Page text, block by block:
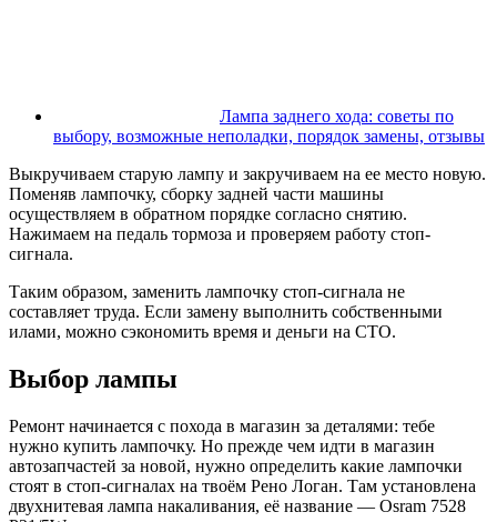
Лампа заднего хода: советы по
выбору, возможные неполадки, порядок замены, отзывы
Выкручиваем старую лампу и закручиваем на ее место новую.
Поменяв лампочку, сборку задней части машины
осуществляем в обратном порядке согласно снятию.
Нажимаем на педаль тормоза и проверяем работу стоп-
сигнала.
Таким образом, заменить лампочку стоп-сигнала не
составляет труда. Если замену выполнить собственными
илами, можно сэкономить время и деньги на СТО.
Выбор лампы
Ремонт начинается с похода в магазин за деталями: тебе
нужно купить лампочку. Но прежде чем идти в магазин
автозапчастей за новой, нужно определить какие лампочки
стоят в стоп-сигналах на твоём Рено Логан. Там установлена
двухнитевая лампа накаливания, её название — Osram 7528